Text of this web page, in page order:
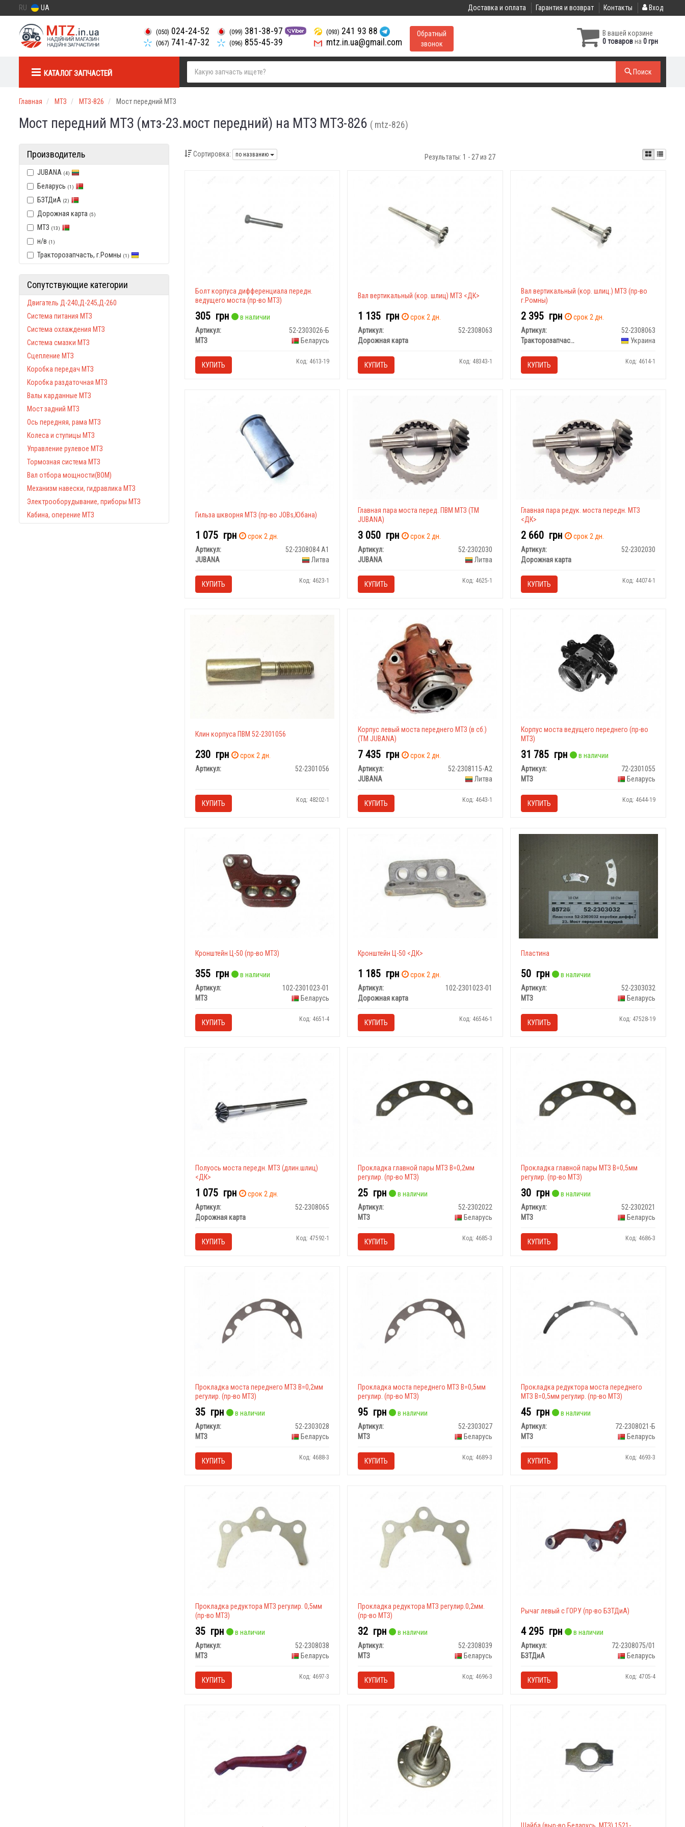
RU UA Доставка и оплата Гарантия и возврат Контакты Вход
(050) 024-24-52
(067) 741-47-32
(099) 381-38-97
(096) 855-45-39
(093) 241 93 88
mtz.in.ua@gmail.com
Обратный
звонок
В вашей корзине
0 товаровна 0 грн
КАТАЛОГ ЗАПЧАСТЕЙ Поиск
Главная МТЗ МТЗ-826 Мост передний МТЗ
Мост передний МТЗ (мтз-23.мост передний) на МТЗ МТЗ-826 ( mtz-826)
Производитель
JUBANA (4)
Беларусь (1)
БЗТДиА (2)
Дорожная карта (5)
МТЗ (13)
н/в (1)
Тракторозапчасть, г.Ромны (1)
Сопутствующие категории
Двигатель Д-240,Д-245,Д-260
Система питания МТЗ
Система охлаждения МТЗ
Система смазки МТЗ
Сцепление МТЗ
Коробка передач МТЗ
Коробка раздаточная МТЗ
Валы карданные МТЗ
Мост задний МТЗ
Ось передняя, рама МТЗ
Колеса и ступицы МТЗ
Управление рулевое МТЗ
Тормозная система МТЗ
Вал отбора мощности(ВОМ)
Механизм навески, гидравлика МТЗ
Электрооборудывание, приборы МТЗ
Кабина, оперение МТЗ
Сортировка: по названию Результаты: 1 - 27 из 27
Болт корпуса дифференциала передн.
ведущего моста (пр-во МТЗ)
305 грн
в наличии
Артикул:
52-2303026-Б
МТЗ
Беларусь
КУПИТЬ Код: 4613-19
Вал вертикальный (кор. шлиц) МТЗ <ДК>
1 135 грн
срок 2 дн.
Артикул:
52-2308063
Дорожная карта
КУПИТЬ Код: 48343-1
Вал вертикальный (кор. шлиц.) МТЗ (пр-во
г.Ромны)
2 395 грн
срок 2 дн.
Артикул:
52-2308063
Тракторозапчасть, г.Ромны
Украина
КУПИТЬ Код: 4614-1
Гильза шкворня МТЗ (пр-во JOBs,Юбана)
1 075 грн
срок 2 дн.
Артикул:
52-2308084 А1
JUBANA
Литва
КУПИТЬ Код: 4623-1
Главная пара моста перед. ПВМ МТЗ (ТМ
JUBANA)
3 050 грн
срок 2 дн.
Артикул:
52-2302030
JUBANA
Литва
КУПИТЬ Код: 4625-1
Главная пара редук. моста передн. МТЗ
<ДК>
2 660 грн
срок 2 дн.
Артикул:
52-2302030
Дорожная карта
КУПИТЬ Код: 44074-1
Клин корпуса ПВМ 52-2301056
230 грн
срок 2 дн.
Артикул:
52-2301056
КУПИТЬ Код: 48202-1
Корпус левый моста переднего МТЗ (в сб.)
(ТМ JUBANA)
7 435 грн
срок 2 дн.
Артикул:
52-2308115-А2
JUBANA
Литва
КУПИТЬ Код: 4643-1
Корпус моста ведущего переднего (пр-во
МТЗ)
31 785 грн
в наличии
Артикул:
72-2301055
МТЗ
Беларусь
КУПИТЬ Код: 4644-19
Кронштейн Ц-50 (пр-во МТЗ)
355 грн
в наличии
Артикул:
102-2301023-01
МТЗ
Беларусь
КУПИТЬ Код: 4651-4
Кронштейн Ц-50 <ДК>
1 185 грн
срок 2 дн.
Артикул:
102-2301023-01
Дорожная карта
КУПИТЬ Код: 46546-1
Пластина
50 грн
в наличии
Артикул:
52-2303032
МТЗ
Беларусь
КУПИТЬ Код: 47528-19
Полуось моста передн. МТЗ (длин.шлиц)
<ДК>
1 075 грн
срок 2 дн.
Артикул:
52-2308065
Дорожная карта
КУПИТЬ Код: 47592-1
Прокладка главной пары МТЗ В=0,2мм
регулир. (пр-во МТЗ)
25 грн
в наличии
Артикул:
52-2302022
МТЗ
Беларусь
КУПИТЬ Код: 4685-3
Прокладка главной пары МТЗ В=0,5мм
регулир. (пр-во МТЗ)
30 грн
в наличии
Артикул:
52-2302021
МТЗ
Беларусь
КУПИТЬ Код: 4686-3
Прокладка моста переднего МТЗ В=0,2мм
регулир. (пр-во МТЗ)
35 грн
в наличии
Артикул:
52-2303028
МТЗ
Беларусь
КУПИТЬ Код: 4688-3
Прокладка моста переднего МТЗ В=0,5мм
регулир. (пр-во МТЗ)
95 грн
в наличии
Артикул:
52-2303027
МТЗ
Беларусь
КУПИТЬ Код: 4689-3
Прокладка редуктора моста переднего
МТЗ В=0,5мм регулир. (пр-во МТЗ)
45 грн
в наличии
Артикул:
72-2308021-Б
МТЗ
Беларусь
КУПИТЬ Код: 4693-3
Прокладка редуктора МТЗ регулир. 0,5мм
(пр-во МТЗ)
35 грн
в наличии
Артикул:
52-2308038
МТЗ
Беларусь
КУПИТЬ Код: 4697-3
Прокладка редуктора МТЗ регулир.0,2мм.
(пр-во МТЗ)
32 грн
в наличии
Артикул:
52-2308039
МТЗ
Беларусь
КУПИТЬ Код: 4696-3
Рычаг левый с ГОРУ (пр-во БЗТДиА)
4 295 грн
в наличии
Артикул:
72-2308075/01
БЗТДиА
Беларусь
КУПИТЬ Код: 4705-4